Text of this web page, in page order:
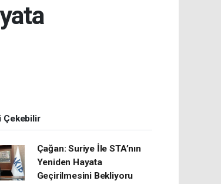
Çekebilir
Çağan: Suriye İle STA’nın
Yeniden Hayata
Geçirilmesini Bekliyoru